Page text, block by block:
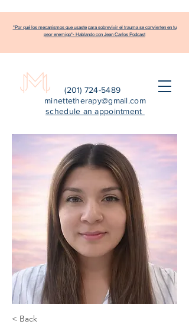
(201) 724-5489
minettetherapy@gmail.com
schedule an appointment
"Por qué los mecanismos que usaste para sobrevivir el trauma se convierten en tu
peor enemigo"- Hablando con Jean Carlos Podcast
< Back